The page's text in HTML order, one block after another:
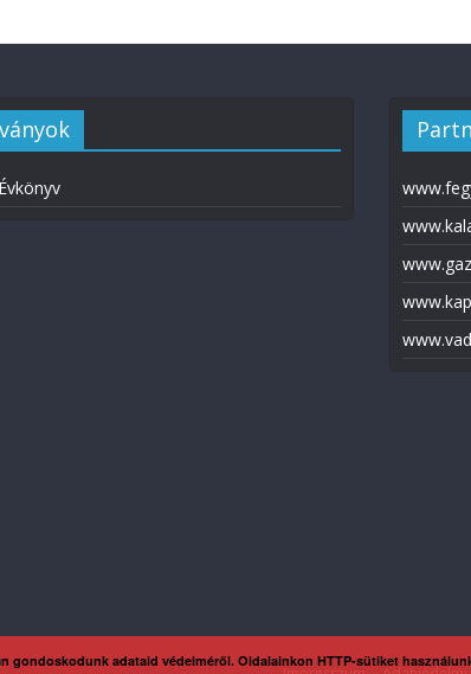
gondoskodunk adataid védelméről. Oldalainkon HTTP-sütiket